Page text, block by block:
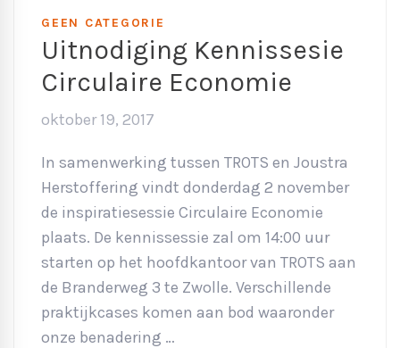
GEEN CATEGORIE
Uitnodiging Kennissesie
Circulaire Economie
oktober 19, 2017
In samenwerking tussen TROTS en Joustra
Herstoffering vindt donderdag 2 november
de inspiratiesessie Circulaire Economie
plaats. De kennissessie zal om 14:00 uur
starten op het hoofdkantoor van TROTS aan
de Branderweg 3 te Zwolle. Verschillende
praktijkcases komen aan bod waaronder
onze benadering …